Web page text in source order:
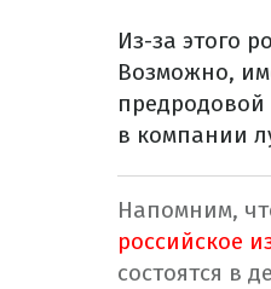
Из-за этого
Возможно,
в компании
Напомним,
российское
состоятся в